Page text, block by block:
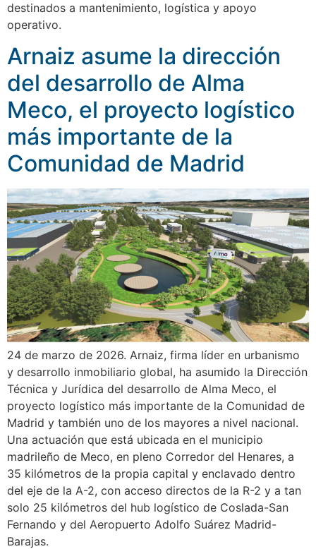
destinados a mantenimiento, logística y apoyo
operativo.
Arnaiz asume la dirección
del desarrollo de Alma
Meco, el proyecto logístico
más importante de la
Comunidad de Madrid
24 de marzo de 2026. Arnaiz, firma líder en urbanismo
y desarrollo inmobiliario global, ha asumido la Dirección
Técnica y Jurídica del desarrollo de Alma Meco, el
proyecto logístico más importante de la Comunidad de
Madrid y también uno de los mayores a nivel nacional.
Una actuación que está ubicada en el municipio
madrileño de Meco, en pleno Corredor del Henares, a
35 kilómetros de la propia capital y enclavado dentro
del eje de la A-2, con acceso directos de la R-2 y a tan
solo 25 kilómetros del hub logístico de Coslada-San
Fernando y del Aeropuerto Adolfo Suárez Madrid-
Barajas.